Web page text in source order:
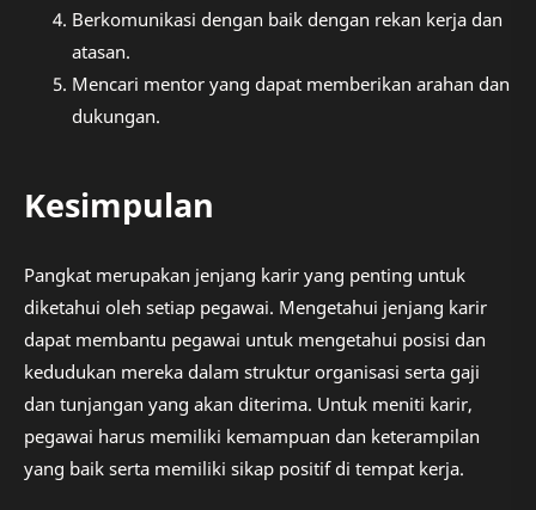
Berkomunikasi dengan baik dengan rekan kerja dan
atasan.
Mencari mentor yang dapat memberikan arahan dan
dukungan.
Kesimpulan
Pangkat merupakan jenjang karir yang penting untuk
diketahui oleh setiap pegawai. Mengetahui jenjang karir
dapat membantu pegawai untuk mengetahui posisi dan
kedudukan mereka dalam struktur organisasi serta gaji
dan tunjangan yang akan diterima. Untuk meniti karir,
pegawai harus memiliki kemampuan dan keterampilan
yang baik serta memiliki sikap positif di tempat kerja.